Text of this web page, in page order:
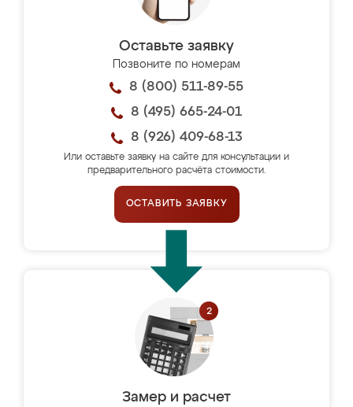
Оставьте заявку
Позвоните по номерам
8 (800) 511-89-55
8 (495) 665-24-01
8 (926) 409-68-13
Или оставьте заявку на сайте для консультации и
предварительного расчёта стоимости.
ОСТАВИТЬ ЗАЯВКУ
Замер и расчет